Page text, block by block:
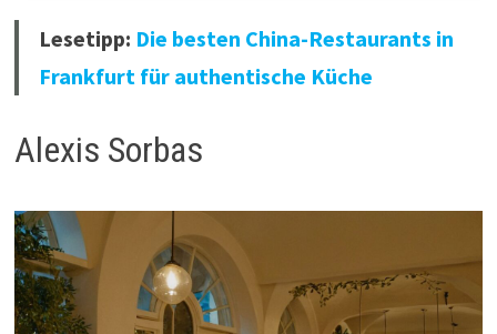
Lesetipp: Die besten China-Restaurants in
Frankfurt für authentische Küche
Alexis Sorbas